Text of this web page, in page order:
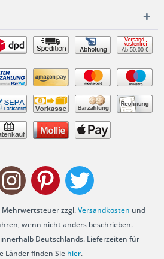
Ab 50,00 €
Mehrwertsteuer zzgl.Versandkosten und
wenn nicht anders beschrieben.
Deutschlands. Lieferzeiten für
Länder finden Sie hier.